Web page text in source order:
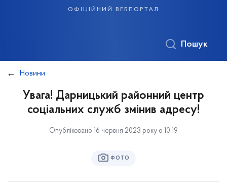
офіційний вебпортал
Пошук
Новини
Увага! Дарницький районний центр
соціальних служб змінив адресу!
Опубліковано 16 червня 2023 року о 10:19
ФОТО